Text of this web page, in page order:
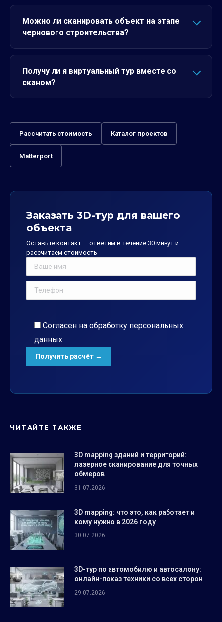
Можно ли сканировать объект на этапе
чернового строительства?
Получу ли я виртуальный тур вместе со
сканом?
Рассчитать стоимость Каталог проектов
Matterport
Заказать 3D-тур для вашего
объекта
Оставьте контакт — ответим в течение 30 минут и
рассчитаем стоимость
Согласен на обработку персональных
данных
ЧИТАЙТЕ ТАКЖЕ
3D mapping зданий и территорий:
лазерное сканирование для точных
обмеров
31.07.2026
3D mapping: что это, как работает и
кому нужно в 2026 году
30.07.2026
3D-тур по автомобилю и автосалону:
онлайн-показ техники со всех сторон
29.07.2026